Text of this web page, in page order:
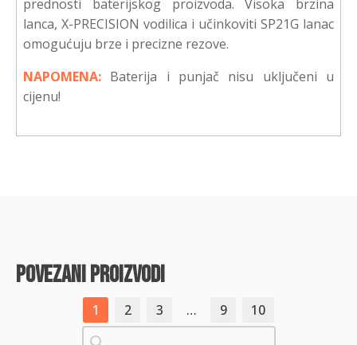
prednosti baterijskog proizvoda. Visoka brzina
lanca, X-PRECISION vodilica i učinkoviti SP21G lanac
omogućuju brze i precizne rezove.
NAPOMENA: Baterija i punjač nisu uključeni u
cijenu!
povezani proizvodi
1 2 3 … 9
10
Pretraži